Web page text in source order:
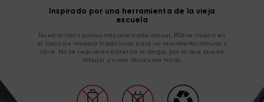
Inspirado por una herramienta de la vieja
escuela
Nuestro lápiz pasivo más avanzada actual, P06 se inspiró en
el lápiz de madera tradicional para un movimiento natural y
libre. No se requieren baterías ni carga, por lo que puede
dibujar y crear dura unas horas.